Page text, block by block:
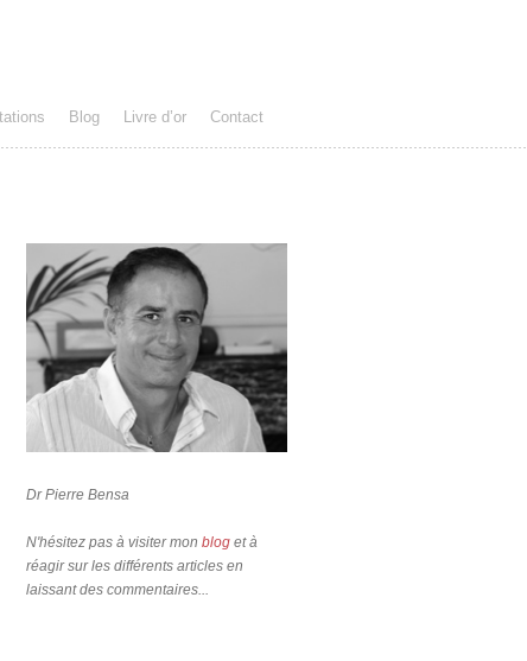
Blog Livre d’or Contact
Dr Pierre Bensa
N'hésitez pas à visiter mon blog et à
réagir sur les différents articles en
laissant des commentaires...